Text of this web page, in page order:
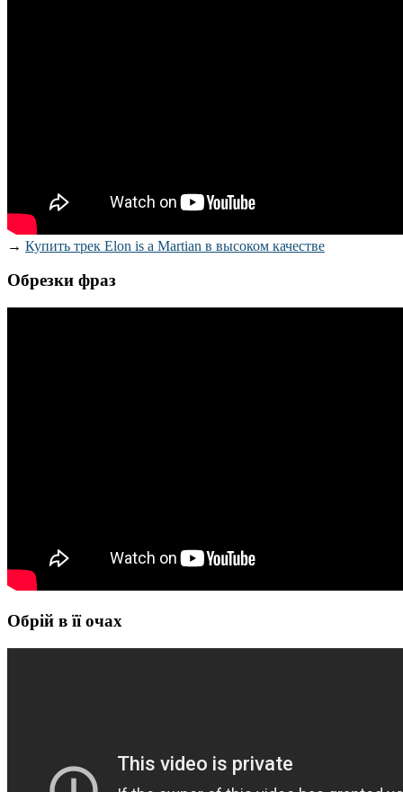
→ Купить трек Elon is a Martian в высоком качестве
Обрезки фраз
Обрій в її очах